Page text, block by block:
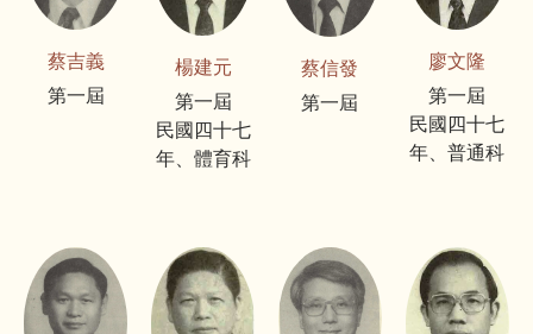
蔡吉義
第一屆
楊建元
第一屆
民國四十七
年、體育科
蔡信發
第一屆
廖文隆
第一屆
民國四十七
年、普通科